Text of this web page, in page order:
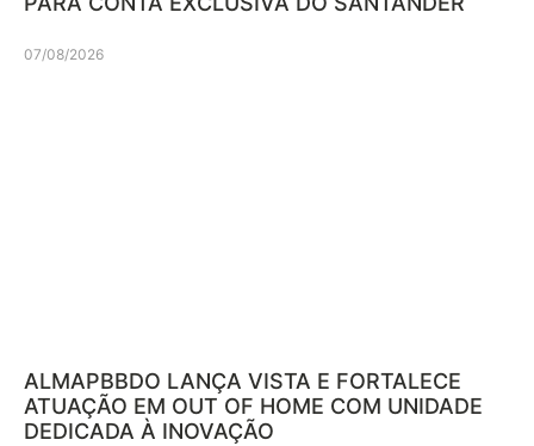
07/08/2026
ALMAPBBDO LANÇA VISTA E FORTALECE
ATUAÇÃO EM OUT OF HOME COM UNIDADE
DEDICADA À INOVAÇÃO